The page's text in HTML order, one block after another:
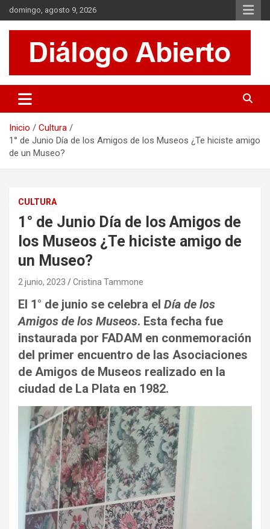
Saltar
al
contenido
domingo, agosto 9, 2026
Diálogo Abierto
Se tratan diversos temas de actualidad buscando hacer un
aporte a la sociedad, brindando información relevante de lo que
Inicio
Cultura
1° de Junio Día de los Amigos de los Museos ¿Te hiciste amigo
de un Museo?
CULTURA
1° de Junio Día de los Amigos de
los Museos ¿Te hiciste amigo de
un Museo?
2 junio, 2023 Cristina Tammone
El 1° de junio se celebra el Día de los
Amigos de los Museos. Esta fecha fue
instaurada por FADAM en conmemoración
del primer encuentro de las Asociaciones
de Amigos de Museos realizado en la
ciudad de La Plata en 1982.